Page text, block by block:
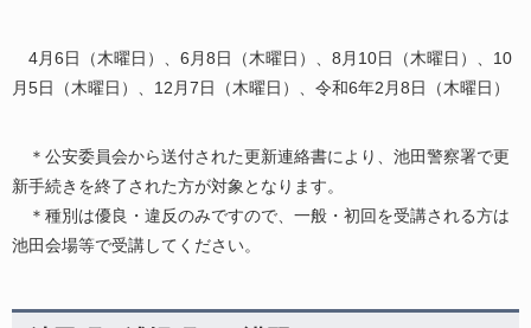
4月6日（木曜日）、6月8日（木曜日）、8月10日（木曜日）、10
月5日（木曜日）、12月7日（木曜日）、令和6年2月8日（木曜日）
＊公安委員会から送付された更新連絡書により、池田警察署で更
新手続きを終了された方が対象となります。
＊種別は優良・違反のみですので、一般・初回を受講される方は
池田会場等で受講してください。